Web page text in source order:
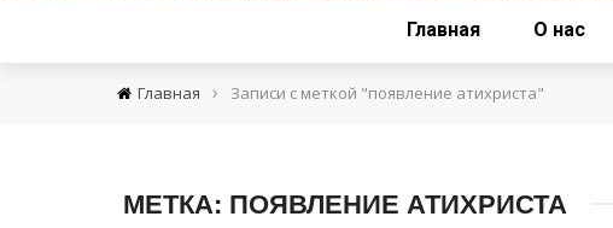
Главная О нас
Главная › Записи с меткой "появление атихриста"
МЕТКА: ПОЯВЛЕНИЕ АТИХРИСТА